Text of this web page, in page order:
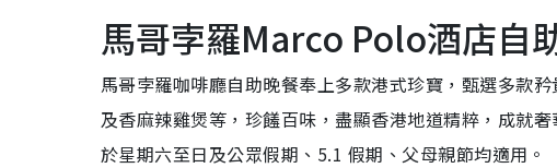
馬哥孛羅Marco Polo酒店自
馬哥孛羅咖啡廳自助晚餐奉上多款港式珍寶，甄選多款
及香麻辣雞煲等，珍饈百味，盡顯香港地道精粹，成就
於星期六至日及公眾假期、5.1 假期、父母親節均適用。